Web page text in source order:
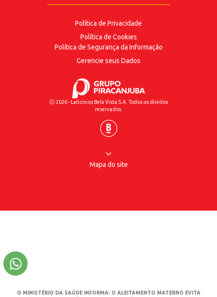
Política de Privacidade
Política de Cookies
Política de Segurança da Informação
Gerencie seus Dados
Ⓒ 2026 - Laticinios Bela Vista S.A. Todos os direitos
reservados.
O MINISTÉRIO DA SAÚDE INFORMA: O ALEITAMENTO MATERNO EVITA
Mapa do site